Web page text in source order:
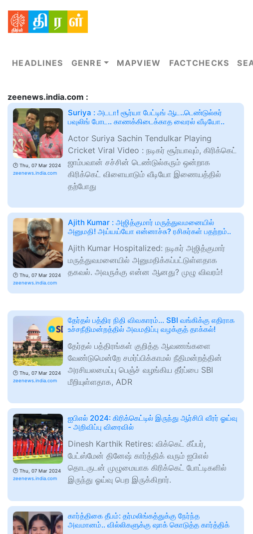
HEADLINES GENRE MAPVIEW FACTCHECKS
zeenews.india.com :
🕑 Thu, 07 Mar 2024
zeenews.india.com
Suriya : அடடா! சூர்யா பேட்டிங் ஆட..டெண்டுல்கர்
பவுலிங் போட.. காணக்கிடைக்காத வைரல் வீடியோ..
Actor Suriya Sachin Tendulkar Playing
Cricket Viral Video : நடிகர் சூர்யாவும், கிரிக்கெட்
ஜாம்பவான் சச்சின் டெண்டுல்கரும் ஒன்றாக
கிரிக்கெட் விளையாடும் வீடியோ இணையத்தில்
தற்போது
🕑 Thu, 07 Mar 2024
zeenews.india.com
Ajith Kumar : அஜித்குமார் மருத்துவமனையில்
அனுமதி! அய்யய்யோ என்னாச்சு? ரசிகர்கள் பதற்றம்..
Ajith Kumar Hospitalized: நடிகர் அஜித்குமார்
மருத்துவமனையில் அனுமதிக்கப்பட்டுள்ளதாக
தகவல். அவருக்கு என்ன ஆனது? முழு விவரம்!
🕑 Thu, 07 Mar 2024
zeenews.india.com
தேர்தல் பத்திர நிதி விவகாரம்... SBI வங்கிக்கு எதிராக
உச்சநீதிமன்றத்தில் அவமதிப்பு வழக்குத் தாக்கல்!
தேர்தல் பத்திரங்கள் குறித்த ஆவணங்களை
வேண்டுமென்றே சமர்ப்பிக்காமல் நீதிமன்றத்தின்
அரசியலமைப்பு பெஞ்ச் வழங்கிய தீர்ப்பை SBI
மீறியுள்ளதாக, ADR
🕑 Thu, 07 Mar 2024
zeenews.india.com
ஐபிஎல் 2024: கிரிக்கெட்டில் இருந்து ஆர்சிபி வீரர் ஓய்வு
- அறிவிப்பு விரைவில்
Dinesh Karthik Retires: விக்கெட் கீப்பர்,
பேட்ஸ்மேன் தினேஷ் கார்த்திக் வரும் ஐபிஎல்
தொடருடன் முழுமையாக கிரிக்கெட் போட்டிகளில்
இருந்து ஓய்வு பெற இருக்கிறார்.
கார்த்திகை தீபம்: தர்மலிங்கத்துக்கு நேர்ந்த
அவமானம்.‌. வில்லிகளுக்கு ஷாக் கொடுத்த கார்த்திக்